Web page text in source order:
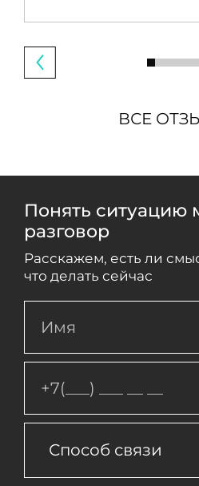
ВСЕ
Понять ситуацию
разговор
Расскажем, есть ли
что делать сейчас
Способ связи